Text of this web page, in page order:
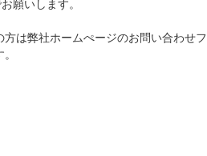
願いします。
方は弊社ホームぺージのお問い合わせフ